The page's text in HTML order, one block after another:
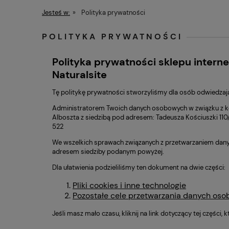
Jesteś w: » Polityka prywatności
POLITYKA PRYWATNOŚCI
Polityka prywatności sklepu
Naturalsite
Tę politykę prywatności stworzyliśmy dla osób
Administratorem Twoich danych osobowych w związku z
Alboszta z siedzibą pod adresem: Tadeusza Kościuszki
522
We wszelkich sprawach związanych z przetwarzaniem
adresem siedziby podanym powyżej.
Dla ułatwienia podzieliliśmy ten dokument na dwie części:
Pliki cookies i inne technologie
Pozostałe cele przetwarzania danych
Jeśli masz mało czasu, kliknij na link dotyczący tej